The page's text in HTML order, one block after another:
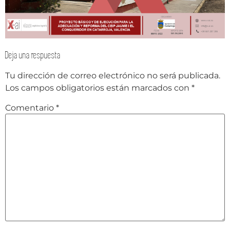
Deja una respuesta
Tu dirección de correo electrónico no será publicada.
Los campos obligatorios están marcados con *
Comentario *